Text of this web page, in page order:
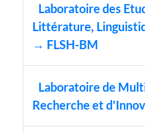
Laboratoire des
Littérature,
→ FLSH-BM
Laboratoire de
Recherche et